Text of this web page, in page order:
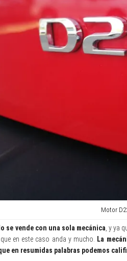
Motor
se vende con una sola mecánica, y ya
en este caso anda y mucho. La
en resumidas palabras podemos